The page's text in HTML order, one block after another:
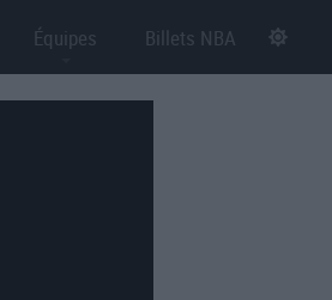
Équipes Billets NBA